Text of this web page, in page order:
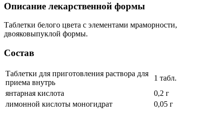
Описание лекарственной формы
Таблетки белого цвета с элементами мраморности,
двояковыпуклой формы.
Состав
Таблетки для приготовления раствора для
приема внутрь
1 табл.
янтарная кислота
0,2 г
лимонной кислоты моногидрат
0,05 г